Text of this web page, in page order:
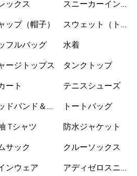
ックス
ップ（帽子）
フルバッグ
ージトップス
ート
ドバンド＆バ
Tシャツ
サック
ンウェア
スニーカーインソ
スウェット（トレ
水着
タンクトップ
テニスシューズ
トートバッグ
防水ジャケット
クルーソックス
アディゼロスニー